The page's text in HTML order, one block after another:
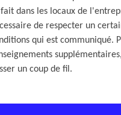
fait dans les locaux de
de respecter un
qui est communiqué.
un coup de fil.